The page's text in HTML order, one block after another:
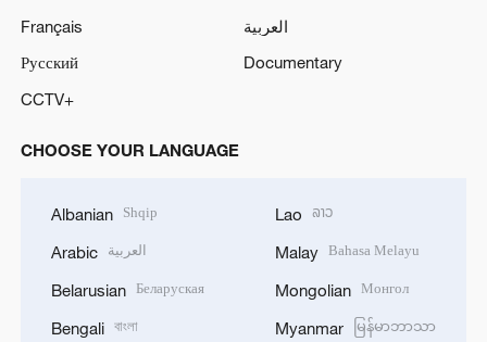
Français
العربية
Русский
Documentary
CCTV+
CHOOSE YOUR LANGUAGE
Albanian Shqip
Arabic العربية
Belarusian Беларуская
Bengali বাংলা
Lao ລາວ
Malay Bahasa Melayu
Mongolian Монгол
Myanmar မြန်မာဘာသာ